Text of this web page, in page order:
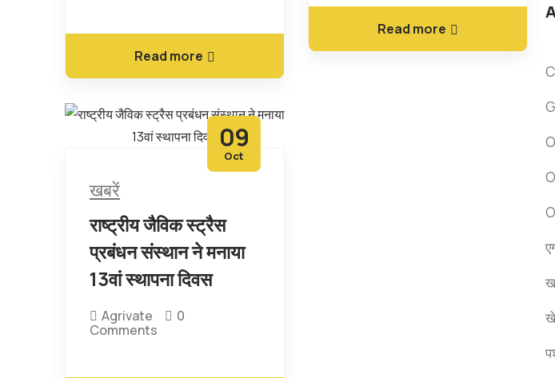
Read more
Read more
09
Oct
खबरें
राष्ट्रीय जैविक स्ट्रैस
प्रबंधन संस्थान ने मनाया
13वां स्थापना दिवस
Agrivate
0
Comments